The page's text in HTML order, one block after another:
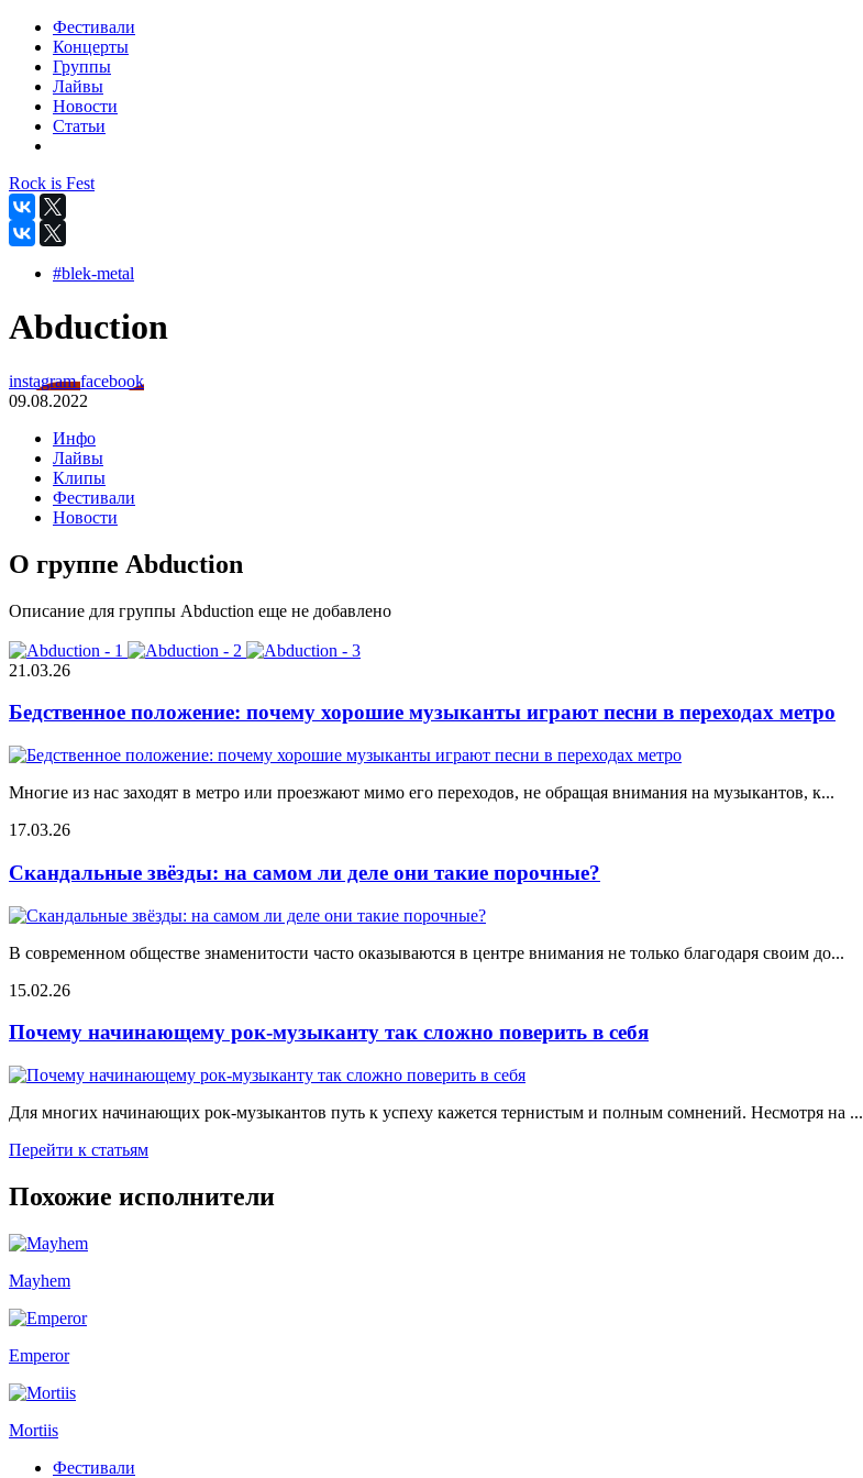
Фестивали
Концерты
Группы
Лайвы
Новости
Статьи
Rock is Fest
#blek-metal
Abduction
instagramfacebook
09.08.2022
Инфо
Лайвы
Клипы
Фестивали
Новости
О группе Abduction
Описание для группы Abduction еще не добавлено
21.03.26
Бедственное положение: почему хорошие музыканты играют песни в переходах метро
Многие из нас заходят в метро или проезжают мимо его переходов, не обращая внимания на музыкантов, к...
17.03.26
Скандальные звёзды: на самом ли деле они такие порочные?
В современном обществе знаменитости часто оказываются в центре внимания не только благодаря своим до...
15.02.26
Почему начинающему рок-музыканту так сложно поверить в себя
Для многих начинающих рок-музыкантов путь к успеху кажется тернистым и полным сомнений. Несмотря на ...
Перейти к статьям
Похожие исполнители
Mayhem
Emperor
Mortiis
Фестивали